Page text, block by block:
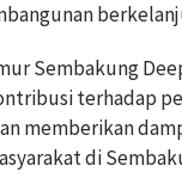
Sembakung
terhadap
memberikan
di